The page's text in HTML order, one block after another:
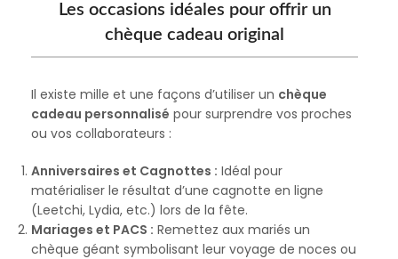
Les occasions idéales pour offrir un
chèque cadeau original
Il existe mille et une façons d’utiliser un chèque
cadeau personnalisé pour surprendre vos proches
ou vos collaborateurs :
Anniversaires et Cagnottes : Idéal pour
matérialiser le résultat d’une cagnotte en ligne
(Leetchi, Lydia, etc.) lors de la fête.
Mariages et PACS : Remettez aux mariés un
chèque géant symbolisant leur voyage de noces ou